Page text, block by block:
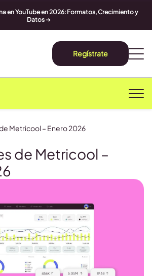
en YouTube en 2026: Formatos, Crecimiento y
Datos➔
Regístrate
de Metricool –
Metricool – Enero 2026